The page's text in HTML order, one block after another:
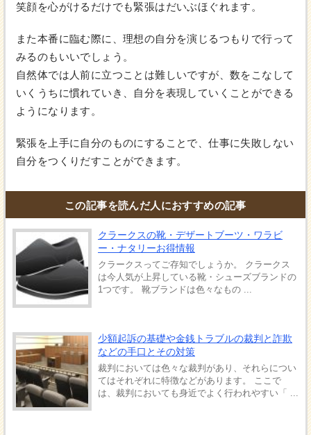
笑顔を心がけるだけでも緊張はだいぶほぐれます。
また本番に臨む際に、理想の自分を演じるつもりで行って
みるのもいいでしょう。
自然体では人前に立つことは難しいですが、数をこなして
いくうちに慣れていき、自分を表現していくことができる
ようになります。
緊張を上手に自分のものにすることで、仕事に失敗しない
自分をつくりだすことができます。
この記事を読んだ人におすすめの記事
クラークスの靴・デザートブーツ・ワラビ
ー・ナタリーお得情報
クラークスってご存知でしょうか。 クラークス
は今人気が上昇している靴・シューズブランドの
1つです。 靴ブランドは色々なもの ...
少額起訴の基礎や金銭トラブルの裁判と詐欺
などの手口とその対策
裁判においては色々な裁判があり、それらについ
てはそれぞれに特徴などがあります。 ここで
は、裁判においても身近でよく行われやすい「 ...